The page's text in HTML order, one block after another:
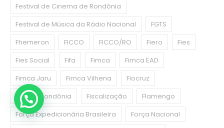
Festival de Cinema de Rondônia
Festival de Música da Rádio Nacional
FGTS
Fhemeron
FICCO FICCO/RO Fiero
Fies
Fies Social
Fifa Fimca
Fimca EAD
Fimca Jaru
Fimca Vilhena
Fiocruz
Fiocruz Rondônia
Fiscalização
Flamengo
Força Expedicionária Brasileira
Força Nacional